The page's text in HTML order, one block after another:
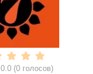
0.0 (0 голосов)